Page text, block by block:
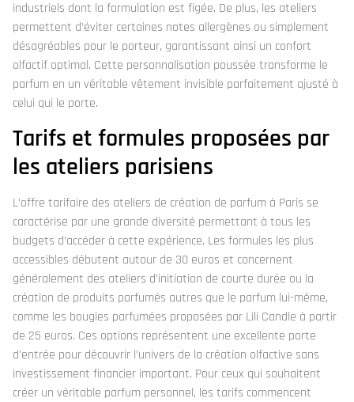
industriels dont la formulation est figée. De plus, les ateliers
permettent d’éviter certaines notes allergènes ou simplement
désagréables pour le porteur, garantissant ainsi un confort
olfactif optimal. Cette personnalisation poussée transforme le
parfum en un véritable vêtement invisible parfaitement ajusté à
celui qui le porte.
Tarifs et formules proposées par
les ateliers parisiens
L’offre tarifaire des ateliers de création de parfum à Paris se
caractérise par une grande diversité permettant à tous les
budgets d’accéder à cette expérience. Les formules les plus
accessibles débutent autour de 30 euros et concernent
généralement des ateliers d’initiation de courte durée ou la
création de produits parfumés autres que le parfum lui-même,
comme les bougies parfumées proposées par Lili Candle à partir
de 25 euros. Ces options représentent une excellente porte
d’entrée pour découvrir l’univers de la création olfactive sans
investissement financier important. Pour ceux qui souhaitent
créer un véritable parfum personnel, les tarifs commencent